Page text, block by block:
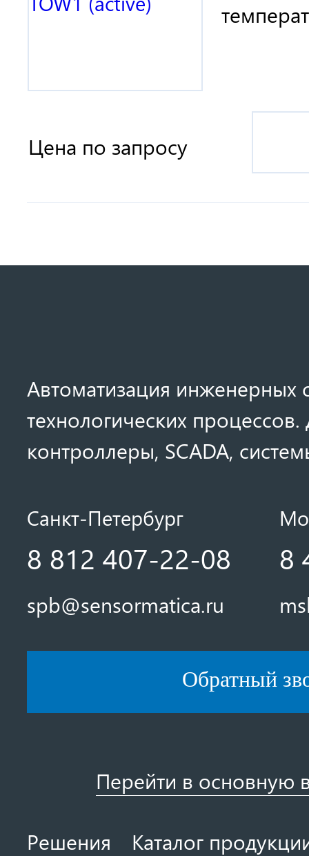
Цена по запросу
Автоматизация инженерных
технологических процессов.
контроллеры, SCADA,
Санкт-Петербург
8 812 407-22-08
spb@sensormatica.ru
8
Обратный
Перейти в основную
Решения
Каталог